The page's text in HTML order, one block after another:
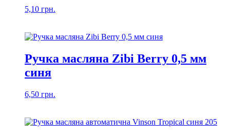
5,10 грн.
Ручка масляна Zibi Berry 0,5 мм
синя
6,50 грн.